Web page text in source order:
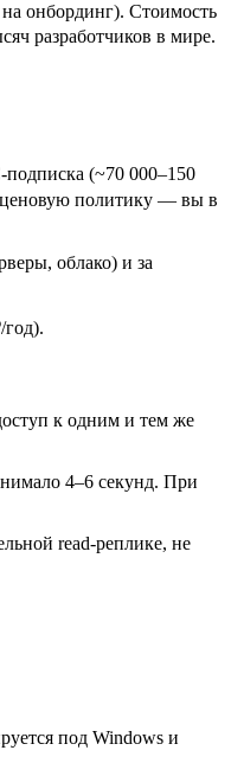
онбординг). Стоимость
разработчиков в мире.
(~70 000–150
ценовую политику — вы в
облако) и за
к одним и тем же
4–6 секунд. При
read-реплике, не
под Windows и